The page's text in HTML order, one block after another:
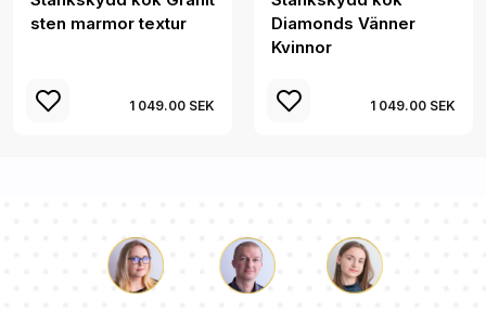
sten marmor textur
1 049.00 SEK
Diamonds Vänner
Kvinnor
1 049.00 SEK